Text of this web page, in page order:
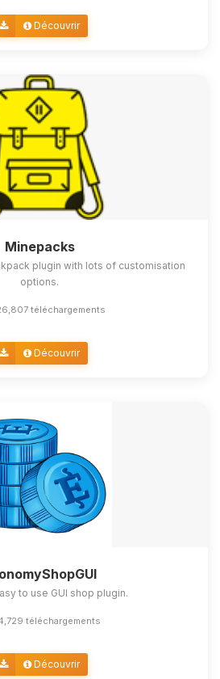
Découvrir
Minepacks
plugin with lots of customisation
options.
téléchargements
Découvrir
to use GUI shop plugin.
téléchargements
Découvrir